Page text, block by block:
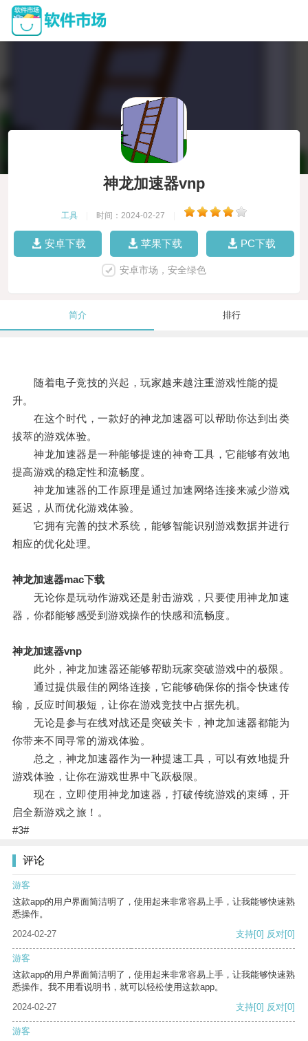
神龙加速器vnp
工具 时间：2024-02-27
安卓下载 苹果下载 PC下载
安卓市场，安全绿色
简介 排行
随着电子竞技的兴起，玩家越来越注重游戏性能的提
升。
在这个时代，一款好的神龙加速器可以帮助你达到出类
拔萃的游戏体验。
神龙加速器是一种能够提速的神奇工具，它能够有效地
提高游戏的稳定性和流畅度。
神龙加速器的工作原理是通过加速网络连接来减少游戏
延迟，从而优化游戏体验。
它拥有完善的技术系统，能够智能识别游戏数据并进行
相应的优化处理。
神龙加速器mac下载
无论你是玩动作游戏还是射击游戏，只要使用神龙加速
器，你都能够感受到游戏操作的快感和流畅度。
神龙加速器vnp
此外，神龙加速器还能够帮助玩家突破游戏中的极限。
通过提供最佳的网络连接，它能够确保你的指令快速传
输，反应时间极短，让你在游戏竞技中占据先机。
无论是参与在线对战还是突破关卡，神龙加速器都能为
你带来不同寻常的游戏体验。
总之，神龙加速器作为一种提速工具，可以有效地提升
游戏体验，让你在游戏世界中飞跃极限。
现在，立即使用神龙加速器，打破传统游戏的束缚，开
启全新游戏之旅！。
#3#
评论
游客
这款app的用户界面简洁明了，使用起来非常容易上手，让我能够快速熟
悉操作。
2024-02-27
支持[0] 反对[0]
游客
这款app的用户界面简洁明了，使用起来非常容易上手，让我能够快速熟
悉操作。我不用看说明书，就可以轻松使用这款app。
2024-02-27
支持[0] 反对[0]
游客